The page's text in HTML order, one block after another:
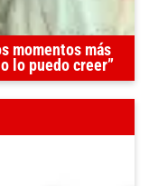
momentos más
lo puedo creer”